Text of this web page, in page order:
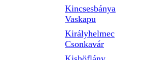
Kincsesbánya
Vaskapu
Királyhelmec
Csonkavár